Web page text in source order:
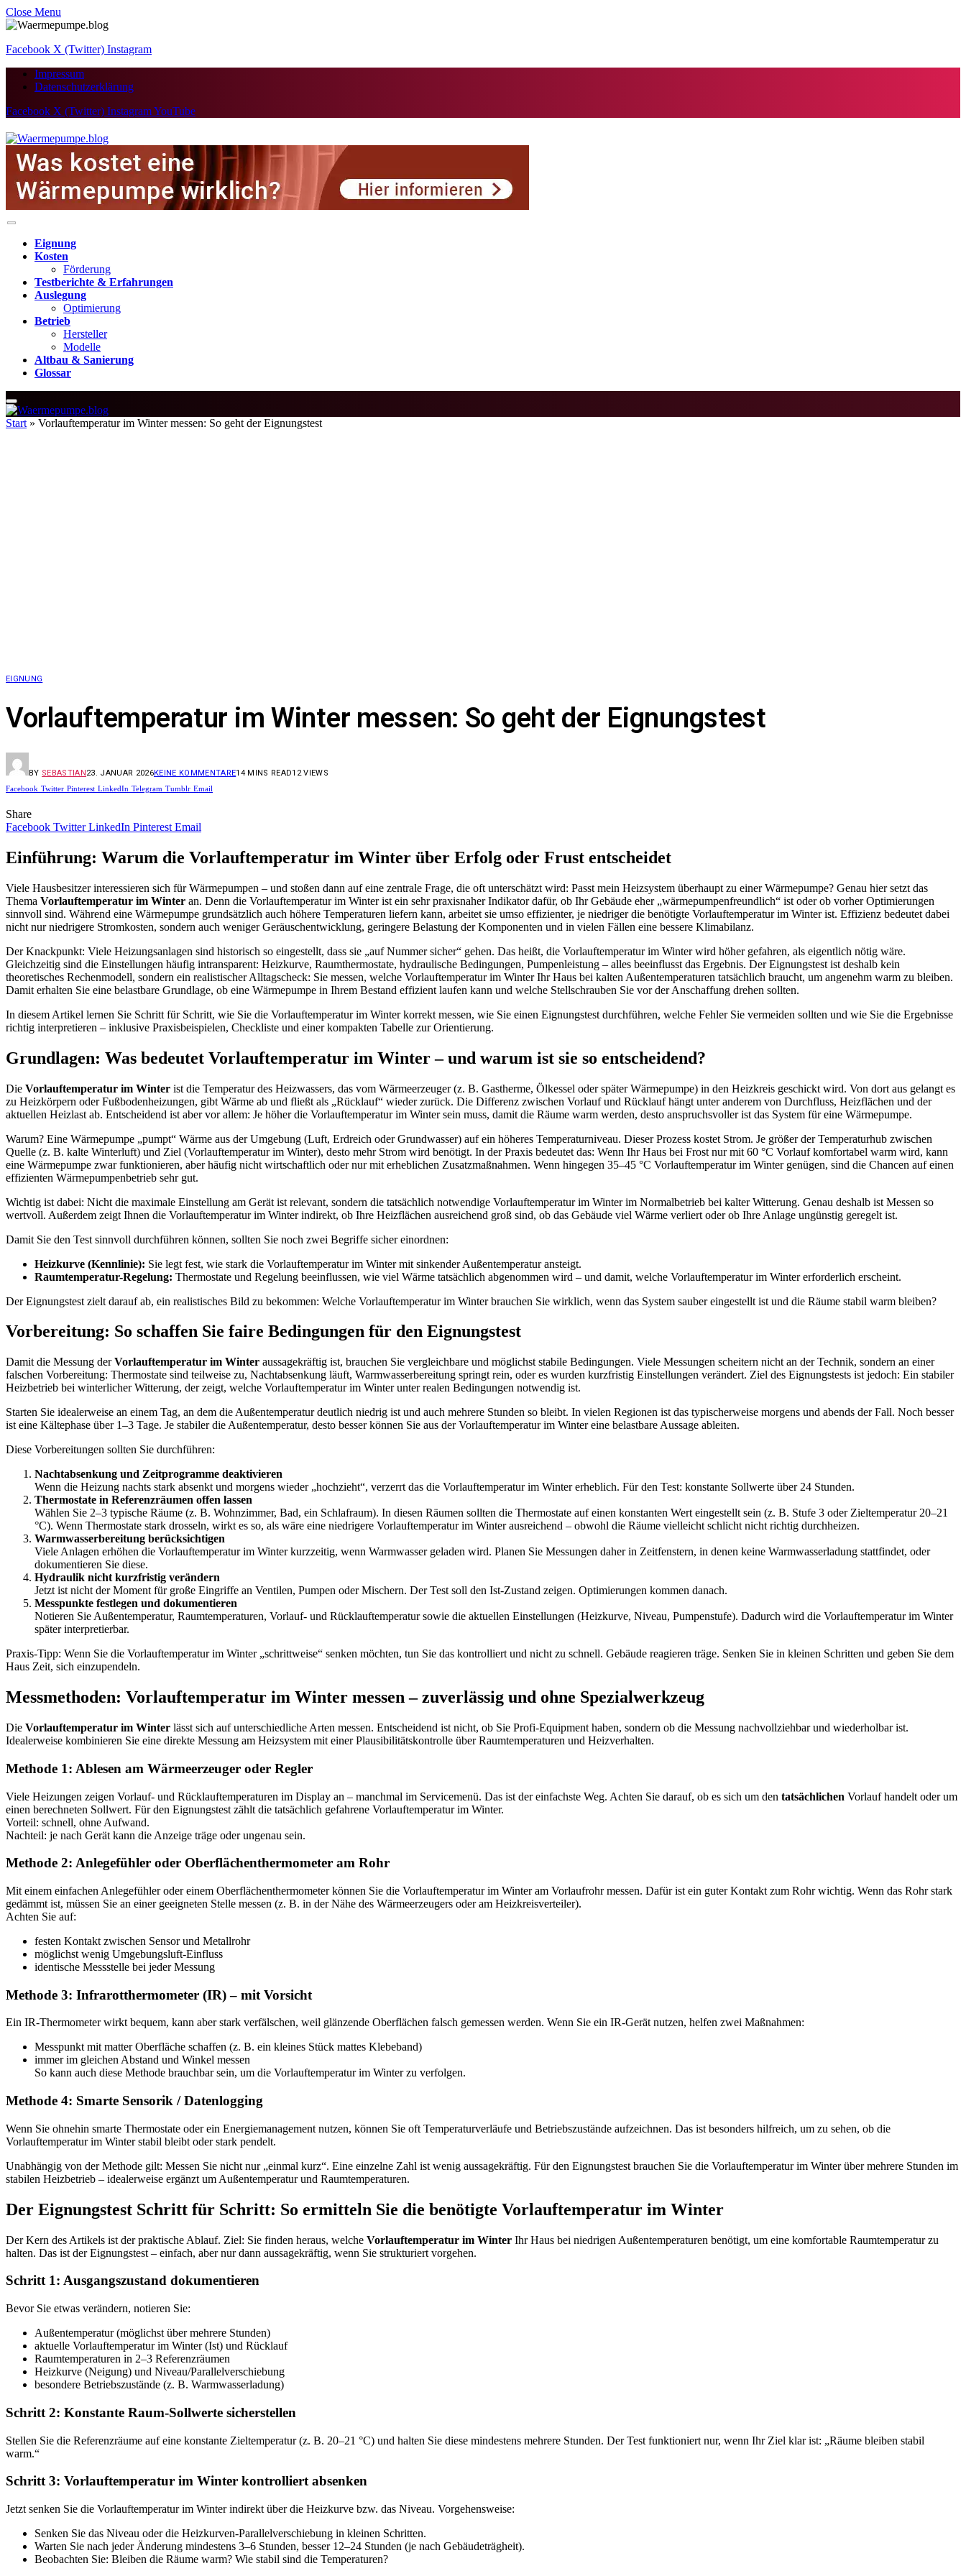
Close Menu
Facebook X (Twitter) Instagram
Impressum
Datenschutzerklärung
Facebook X (Twitter) InstagramYouTube
Eignung
Kosten
Förderung
Testberichte & Erfahrungen
Auslegung
Optimierung
Betrieb
Hersteller
Modelle
Altbau & Sanierung
Glossar
Start » Vorlauftemperatur im Winter messen: So geht der Eignungstest
EIGNUNG
Vorlauftemperatur im Winter messen: So geht der Eignungstest
BY SEBASTIAN23. JANUAR 2026KEINE KOMMENTARE14 MINS READ12VIEWS
Facebook Twitter Pinterest LinkedIn Telegram Tumblr Email
Share
Facebook Twitter LinkedIn Pinterest Email
Einführung: Warum die Vorlauftemperatur im Winter über Erfolg oder Frust entscheidet
Viele Hausbesitzer interessieren sich für Wärmepumpen – und stoßen dann auf eine zentrale Frage, die oft unterschätzt wird: Passt mein Heizsystem überhaupt zu einer Wärmepumpe? Genau hier setzt das
Thema Vorlauftemperatur im Winter an. Denn die Vorlauftemperatur im Winter ist ein sehr praxisnaher Indikator dafür, ob Ihr Gebäude eher „wärmepumpenfreundlich“ ist oder ob vorher Optimierungen
sinnvoll sind. Während eine Wärmepumpe grundsätzlich auch höhere Temperaturen liefern kann, arbeitet sie umso effizienter, je niedriger die benötigte Vorlauftemperatur im Winter ist. Effizienz bedeutet dabei
nicht nur niedrigere Stromkosten, sondern auch weniger Geräuschentwicklung, geringere Belastung der Komponenten und in vielen Fällen eine bessere Klimabilanz.
Der Knackpunkt: Viele Heizungsanlagen sind historisch so eingestellt, dass sie „auf Nummer sicher“ gehen. Das heißt, die Vorlauftemperatur im Winter wird höher gefahren, als eigentlich nötig wäre.
Gleichzeitig sind die Einstellungen häufig intransparent: Heizkurve, Raumthermostate, hydraulische Bedingungen, Pumpenleistung – alles beeinflusst das Ergebnis. Der Eignungstest ist deshalb kein
theoretisches Rechenmodell, sondern ein realistischer Alltagscheck: Sie messen, welche Vorlauftemperatur im Winter Ihr Haus bei kalten Außentemperaturen tatsächlich braucht, um angenehm warm zu bleiben.
Damit erhalten Sie eine belastbare Grundlage, ob eine Wärmepumpe in Ihrem Bestand effizient laufen kann und welche Stellschrauben Sie vor der Anschaffung drehen sollten.
In diesem Artikel lernen Sie Schritt für Schritt, wie Sie die Vorlauftemperatur im Winter korrekt messen, wie Sie einen Eignungstest durchführen, welche Fehler Sie vermeiden sollten und wie Sie die Ergebnisse
richtig interpretieren – inklusive Praxisbeispielen, Checkliste und einer kompakten Tabelle zur Orientierung.
Grundlagen: Was bedeutet Vorlauftemperatur im Winter – und warum ist sie so entscheidend?
Die Vorlauftemperatur im Winter ist die Temperatur des Heizwassers, das vom Wärmeerzeuger (z. B. Gastherme, Ölkessel oder später Wärmepumpe) in den Heizkreis geschickt wird. Von dort aus gelangt es
zu Heizkörpern oder Fußbodenheizungen, gibt Wärme ab und fließt als „Rücklauf“ wieder zurück. Die Differenz zwischen Vorlauf und Rücklauf hängt unter anderem von Durchfluss, Heizflächen und der
aktuellen Heizlast ab. Entscheidend ist aber vor allem: Je höher die Vorlauftemperatur im Winter sein muss, damit die Räume warm werden, desto anspruchsvoller ist das System für eine Wärmepumpe.
Warum? Eine Wärmepumpe „pumpt“ Wärme aus der Umgebung (Luft, Erdreich oder Grundwasser) auf ein höheres Temperaturniveau. Dieser Prozess kostet Strom. Je größer der Temperaturhub zwischen
Quelle (z. B. kalte Winterluft) und Ziel (Vorlauftemperatur im Winter), desto mehr Strom wird benötigt. In der Praxis bedeutet das: Wenn Ihr Haus bei Frost nur mit 60 °C Vorlauf komfortabel warm wird, kann
eine Wärmepumpe zwar funktionieren, aber häufig nicht wirtschaftlich oder nur mit erheblichen Zusatzmaßnahmen. Wenn hingegen 35–45 °C Vorlauftemperatur im Winter genügen, sind die Chancen auf einen
effizienten Wärmepumpenbetrieb sehr gut.
Wichtig ist dabei: Nicht die maximale Einstellung am Gerät ist relevant, sondern die tatsächlich notwendige Vorlauftemperatur im Winter im Normalbetrieb bei kalter Witterung. Genau deshalb ist Messen so
wertvoll. Außerdem zeigt Ihnen die Vorlauftemperatur im Winter indirekt, ob Ihre Heizflächen ausreichend groß sind, ob das Gebäude viel Wärme verliert oder ob Ihre Anlage ungünstig geregelt ist.
Damit Sie den Test sinnvoll durchführen können, sollten Sie noch zwei Begriffe sicher einordnen:
Heizkurve (Kennlinie): Sie legt fest, wie stark die Vorlauftemperatur im Winter mit sinkender Außentemperatur ansteigt.
Raumtemperatur-Regelung: Thermostate und Regelung beeinflussen, wie viel Wärme tatsächlich abgenommen wird – und damit, welche Vorlauftemperatur im Winter erforderlich erscheint.
Der Eignungstest zielt darauf ab, ein realistisches Bild zu bekommen: Welche Vorlauftemperatur im Winter brauchen Sie wirklich, wenn das System sauber eingestellt ist und die Räume stabil warm bleiben?
Vorbereitung: So schaffen Sie faire Bedingungen für den Eignungstest
Damit die Messung derVorlauftemperatur im Winter aussagekräftig ist, brauchen Sie vergleichbare und möglichst stabile Bedingungen. Viele Messungen scheitern nicht an der Technik, sondern an einer
falschen Vorbereitung: Thermostate sind teilweise zu, Nachtabsenkung läuft, Warmwasserbereitung springt rein, oder es wurden kurzfristig Einstellungen verändert. Ziel des Eignungstests ist jedoch: Ein stabiler
Heizbetrieb bei winterlicher Witterung, der zeigt, welche Vorlauftemperatur im Winter unter realen Bedingungen notwendig ist.
Starten Sie idealerweise an einem Tag, an dem die Außentemperatur deutlich niedrig ist und auch mehrere Stunden so bleibt. In vielen Regionen ist das typischerweise morgens und abends der Fall. Noch besser
ist eine Kältephase über 1–3 Tage. Je stabiler die Außentemperatur, desto besser können Sie aus der Vorlauftemperatur im Winter eine belastbare Aussage ableiten.
Diese Vorbereitungen sollten Sie durchführen:
Nachtabsenkung und Zeitprogramme deaktivieren
Wenn die Heizung nachts stark absenkt und morgens wieder „hochzieht“, verzerrt das die Vorlauftemperatur im Winter erheblich. Für den Test: konstante Sollwerte über 24 Stunden.
Thermostate in Referenzräumen offen lassen
Wählen Sie 2–3 typische Räume (z. B. Wohnzimmer, Bad, ein Schlafraum). In diesen Räumen sollten die Thermostate auf einen konstanten Wert eingestellt sein (z. B. Stufe 3 oder Zieltemperatur 20–21
°C). Wenn Thermostate stark drosseln, wirkt es so, als wäre eine niedrigere Vorlauftemperatur im Winter ausreichend – obwohl die Räume vielleicht schlicht nicht richtig durchheizen.
Warmwasserbereitung berücksichtigen
Viele Anlagen erhöhen die Vorlauftemperatur im Winter kurzzeitig, wenn Warmwasser geladen wird. Planen Sie Messungen daher in Zeitfenstern, in denen keine Warmwasserladung stattfindet, oder
dokumentieren Sie diese.
Hydraulik nicht kurzfristig verändern
Jetzt ist nicht der Moment für große Eingriffe an Ventilen, Pumpen oder Mischern. Der Test soll den Ist-Zustand zeigen. Optimierungen kommen danach.
Messpunkte festlegen und dokumentieren
Notieren Sie Außentemperatur, Raumtemperaturen, Vorlauf- und Rücklauftemperatur sowie die aktuellen Einstellungen (Heizkurve, Niveau, Pumpenstufe). Dadurch wird die Vorlauftemperatur im Winter
später interpretierbar.
Praxis-Tipp: Wenn Sie die Vorlauftemperatur im Winter „schrittweise“ senken möchten, tun Sie das kontrolliert und nicht zu schnell. Gebäude reagieren träge. Senken Sie in kleinen Schritten und geben Sie dem
Haus Zeit, sich einzupendeln.
Messmethoden: Vorlauftemperatur im Winter messen – zuverlässig und ohne Spezialwerkzeug
Die Vorlauftemperatur im Winter lässt sich auf unterschiedliche Arten messen. Entscheidend ist nicht, ob Sie Profi-Equipment haben, sondern ob die Messung nachvollziehbar und wiederholbar ist.
Idealerweise kombinieren Sie eine direkte Messung am Heizsystem mit einer Plausibilitätskontrolle über Raumtemperaturen und Heizverhalten.
Methode 1: Ablesen am Wärmeerzeuger oder Regler
Viele Heizungen zeigen Vorlauf- und Rücklauftemperaturen im Display an – manchmal im Servicemenü. Das ist der einfachste Weg. Achten Sie darauf, ob es sich um den tatsächlichen Vorlauf handelt oder um
einen berechneten Sollwert. Für den Eignungstest zählt die tatsächlich gefahrene Vorlauftemperatur im Winter.
Vorteil: schnell, ohne Aufwand.
Nachteil: je nach Gerät kann die Anzeige träge oder ungenau sein.
Methode 2: Anlegefühler oder Oberflächenthermometer am Rohr
Mit einem einfachen Anlegefühler oder einem Oberflächenthermometer können Sie die Vorlauftemperatur im Winter am Vorlaufrohr messen. Dafür ist ein guter Kontakt zum Rohr wichtig. Wenn das Rohr stark
gedämmt ist, müssen Sie an einer geeigneten Stelle messen (z. B. in der Nähe des Wärmeerzeugers oder am Heizkreisverteiler).
Achten Sie auf:
festen Kontakt zwischen Sensor und Metallrohr
möglichst wenig Umgebungsluft-Einfluss
identische Messstelle bei jeder Messung
Methode 3: Infrarotthermometer (IR) – mit Vorsicht
Ein IR-Thermometer wirkt bequem, kann aber stark verfälschen, weil glänzende Oberflächen falsch gemessen werden. Wenn Sie ein IR-Gerät nutzen, helfen zwei Maßnahmen:
Messpunkt mit matter Oberfläche schaffen (z. B. ein kleines Stück mattes Klebeband)
immer im gleichen Abstand und Winkel messen
So kann auch diese Methode brauchbar sein, um die Vorlauftemperatur im Winter zu verfolgen.
Methode 4: Smarte Sensorik / Datenlogging
Wenn Sie ohnehin smarte Thermostate oder ein Energiemanagement nutzen, können Sie oft Temperaturverläufe und Betriebszustände aufzeichnen. Das ist besonders hilfreich, um zu sehen, ob die
Vorlauftemperatur im Winter stabil bleibt oder stark pendelt.
Unabhängig von der Methode gilt: Messen Sie nicht nur „einmal kurz“. Eine einzelne Zahl ist wenig aussagekräftig. Für den Eignungstest brauchen Sie die Vorlauftemperatur im Winter über mehrere Stunden im
stabilen Heizbetrieb – idealerweise ergänzt um Außentemperatur und Raumtemperaturen.
Der Eignungstest Schritt für Schritt: So ermitteln Sie die benötigte Vorlauftemperatur im Winter
Der Kern des Artikels ist der praktische Ablauf. Ziel: Sie finden heraus, welche Vorlauftemperatur im Winter Ihr Haus bei niedrigen Außentemperaturen benötigt, um eine komfortable Raumtemperatur zu
halten. Das ist der Eignungstest – einfach, aber nur dann aussagekräftig, wenn Sie strukturiert vorgehen.
Schritt 1: Ausgangszustand dokumentieren
Bevor Sie etwas verändern, notieren Sie:
Außentemperatur (möglichst über mehrere Stunden)
aktuelle Vorlauftemperatur im Winter (Ist) und Rücklauf
Raumtemperaturen in 2–3 Referenzräumen
Heizkurve (Neigung) und Niveau/Parallelverschiebung
besondere Betriebszustände (z. B. Warmwasserladung)
Schritt 2: Konstante Raum-Sollwerte sicherstellen
Stellen Sie die Referenzräume auf eine konstante Zieltemperatur (z. B. 20–21 °C) und halten Sie diese mindestens mehrere Stunden. Der Test funktioniert nur, wenn Ihr Ziel klar ist: „Räume bleiben stabil
warm.“
Schritt 3: Vorlauftemperatur im Winter kontrolliert absenken
Jetzt senken Sie die Vorlauftemperatur im Winter indirekt über die Heizkurve bzw. das Niveau. Vorgehensweise:
Senken Sie das Niveau oder die Heizkurven-Parallelverschiebung in kleinen Schritten.
Warten Sie nach jeder Änderung mindestens 3–6 Stunden, besser 12–24 Stunden (je nach Gebäudeträgheit).
Beobachten Sie: Bleiben die Räume warm? Wie stabil sind die Temperaturen?